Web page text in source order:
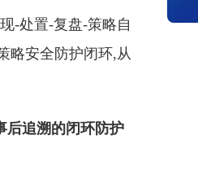
-处置-复盘-策略自
略安全防护闭环,从
后追溯的闭环防护